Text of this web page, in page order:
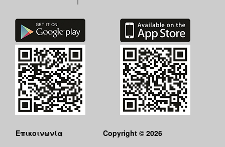
Επικοινωνία
Copyright © 2026